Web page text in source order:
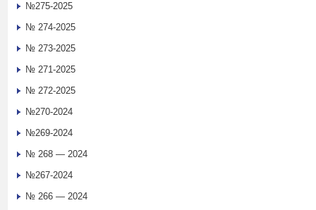
№275-2025
№ 274-2025
№ 273-2025
№ 271-2025
№ 272-2025
№270-2024
№269-2024
№ 268 — 2024
№267-2024
№ 266 — 2024